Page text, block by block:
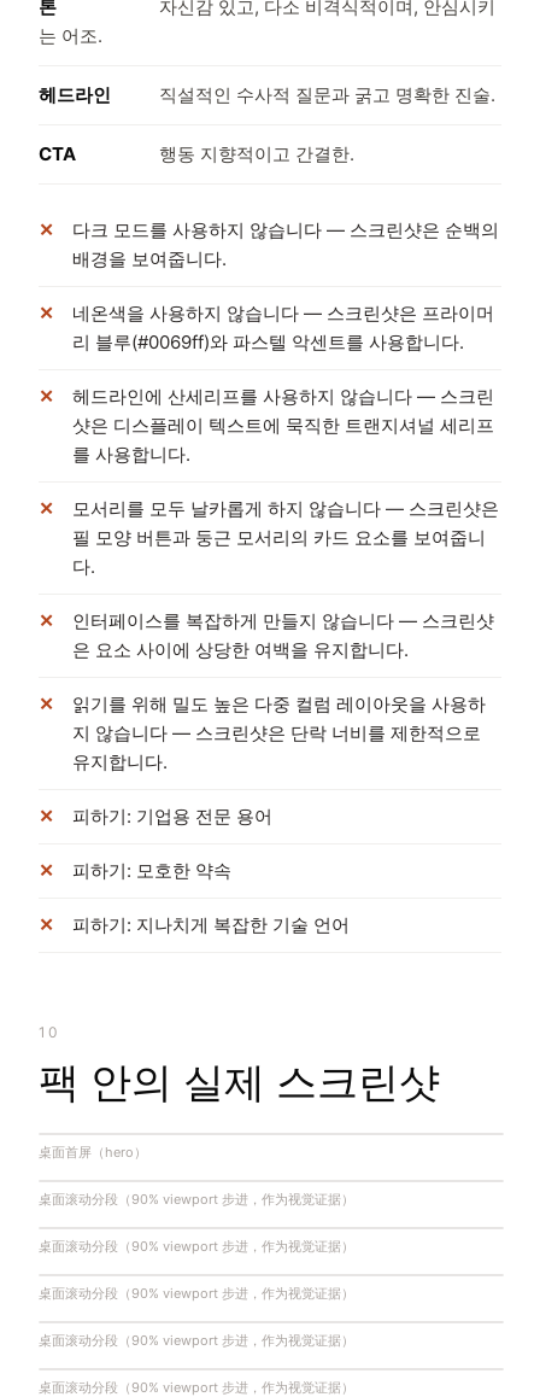
톤
자신감 있고, 다소 비격식적이며, 안심시키
는 어조.
헤드라인 직설적인 수사적 질문과 굵고 명확한 진술.
CTA 행동 지향적이고 간결한.
다크 모드를 사용하지 않습니다 — 스크린샷은 순백의
배경을 보여줍니다.
네온색을 사용하지 않습니다 — 스크린샷은 프라이머
리 블루(#0069ff)와 파스텔 악센트를 사용합니다.
헤드라인에 산세리프를 사용하지 않습니다 — 스크린
샷은 디스플레이 텍스트에 묵직한 트랜지셔널 세리프
를 사용합니다.
모서리를 모두 날카롭게 하지 않습니다 — 스크린샷은
필 모양 버튼과 둥근 모서리의 카드 요소를 보여줍니
다.
인터페이스를 복잡하게 만들지 않습니다 — 스크린샷
은 요소 사이에 상당한 여백을 유지합니다.
읽기를 위해 밀도 높은 다중 컬럼 레이아웃을 사용하
지 않습니다 — 스크린샷은 단락 너비를 제한적으로
유지합니다.
피하기: 기업용 전문 용어
피하기: 모호한 약속
피하기: 지나치게 복잡한 기술 언어
10
팩 안의 실제 스크린샷
桌面首屏（hero）
桌面滚动分段（90% viewport 步进，作为视觉证据）
桌面滚动分段（90% viewport 步进，作为视觉证据）
桌面滚动分段（90% viewport 步进，作为视觉证据）
桌面滚动分段（90% viewport 步进，作为视觉证据）
桌面滚动分段（90% viewport 步进，作为视觉证据）